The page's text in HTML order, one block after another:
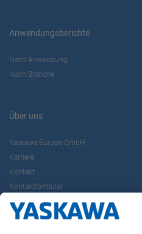
Anwendungsberichte
Nach Anwendung
Nach Branche
Über uns
Yaskawa Europe GmbH
Karriere
Kontakt
Kontaktformular
Newsletter